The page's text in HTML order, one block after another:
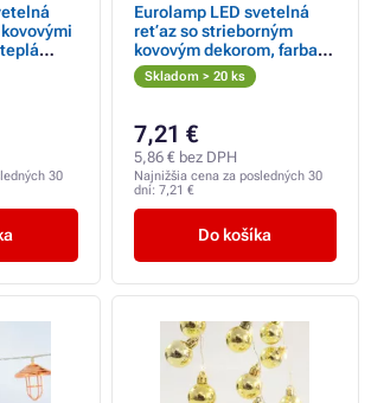
30
Eurolamp LED svetelná
reťaz so strieborným
kovovým dekorom, farba
teplá biela, 10 ks
Skladom > 20 ks
7,21 €
5,86 € bez DPH
Najnižšia cena za posledných 30
dní: 7,21 €
Do košíka